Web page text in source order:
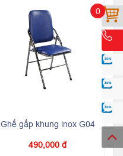
0
Ghế gấp khung inox G04
490,000 đ